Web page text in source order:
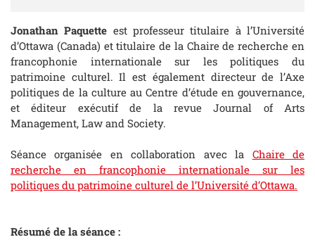
Jonathan Paquette est professeur titulaire à l’Université
d’Ottawa (Canada) et titulaire de la Chaire de recherche en
francophonie internationale sur les politiques du
patrimoine culturel. Il est également directeur de l’Axe
politiques de la culture au Centre d’étude en gouvernance,
et éditeur exécutif de la revue Journal of Arts
Management, Law and Society.
Séance organisée en collaboration avec la Chaire de
recherche en francophonie internationale sur les
politiques du patrimoine culturel de l’Université d’Ottawa.
Résumé de la séance :